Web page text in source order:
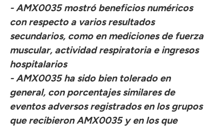
- AMX0035 mostró beneficios numéricos
con respecto a varios resultados
secundarios, como en mediciones de fuerza
muscular, actividad respiratoria e ingresos
hospitalarios
- AMX0035 ha sido bien tolerado en
general, con porcentajes similares de
eventos adversos registrados en los grupos
que recibieron AMX0035 y en los que